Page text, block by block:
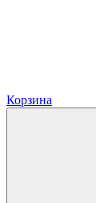
Корзина